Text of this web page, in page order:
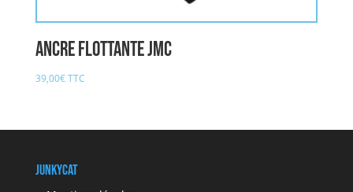
Ancre Flottante JMC
39,00€TTC
JunkyCat